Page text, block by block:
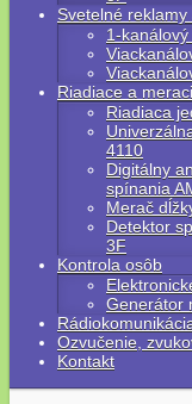
Svetelné
1-
Riadiace a
Riadiaca
4110
Digitálny
spínania
Merač
Detektor
3F
Kontrola osôb
Generátor
Ozvučenie,
Kontakt